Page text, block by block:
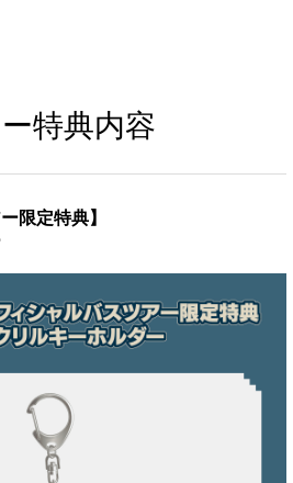
特典内容
限定特典】